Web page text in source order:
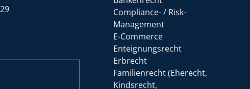
Compliance- / Risk-
Management
E-Commerce
Enteignungsrecht
Erbrecht
Familienrecht (Eherecht,
Kindsrecht,